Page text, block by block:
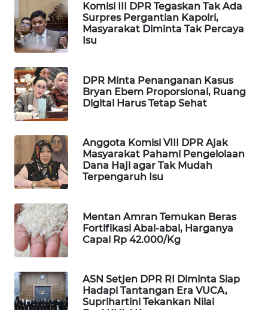
Komisi III DPR Tegaskan Tak Ada
Surpres Pergantian Kapolri,
Masyarakat Diminta Tak Percaya
Isu
DPR Minta Penanganan Kasus
Bryan Ebem Proporsional, Ruang
Digital Harus Tetap Sehat
Anggota Komisi VIII DPR Ajak
Masyarakat Pahami Pengelolaan
Dana Haji agar Tak Mudah
Terpengaruh Isu
Mentan Amran Temukan Beras
Fortifikasi Abal-abal, Harganya
Capai Rp 42.000/Kg
ASN Setjen DPR RI Diminta Siap
Hadapi Tantangan Era VUCA,
Suprihartini Tekankan Nilai
WAHANANEWS
NET
SPORT
WAHANA
UMKM
WAHANA
SELEB
WAHANA
PERSONA
WAHANA
OTOMOTIF
WAHANA
HEALTH